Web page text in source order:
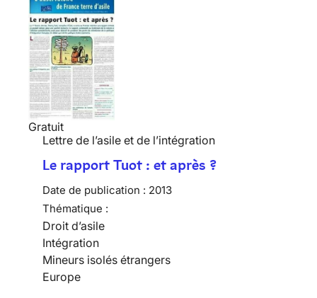
Gratuit
Lettre de l’asile et de l’intégration
Le rapport Tuot : et après ?
Date de publication : 2013
Thématique :
Droit d’asile
Intégration
Mineurs isolés étrangers
Europe